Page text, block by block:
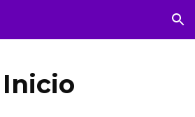
Skip to navigation
Inicio